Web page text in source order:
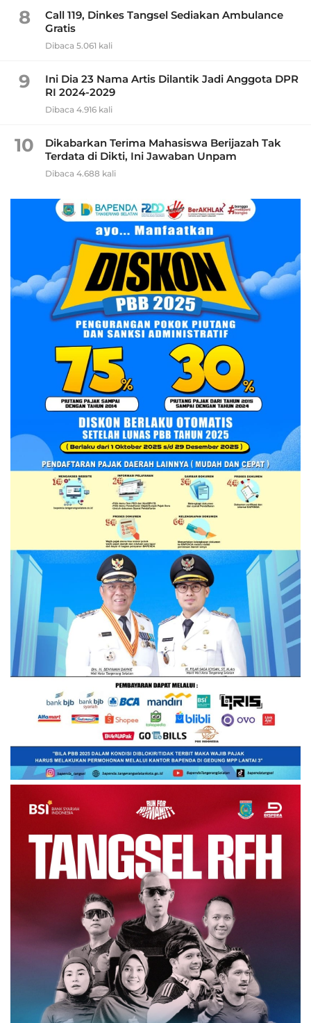
8
Call 119, Dinkes Tangsel Sediakan Ambulance
Gratis
Dibaca 5.061 kali
9
Ini Dia 23 Nama Artis Dilantik Jadi Anggota DPR
RI 2024-2029
Dibaca 4.916 kali
10
Dikabarkan Terima Mahasiswa Berijazah Tak
Terdata di Dikti, Ini Jawaban Unpam
Dibaca 4.688 kali